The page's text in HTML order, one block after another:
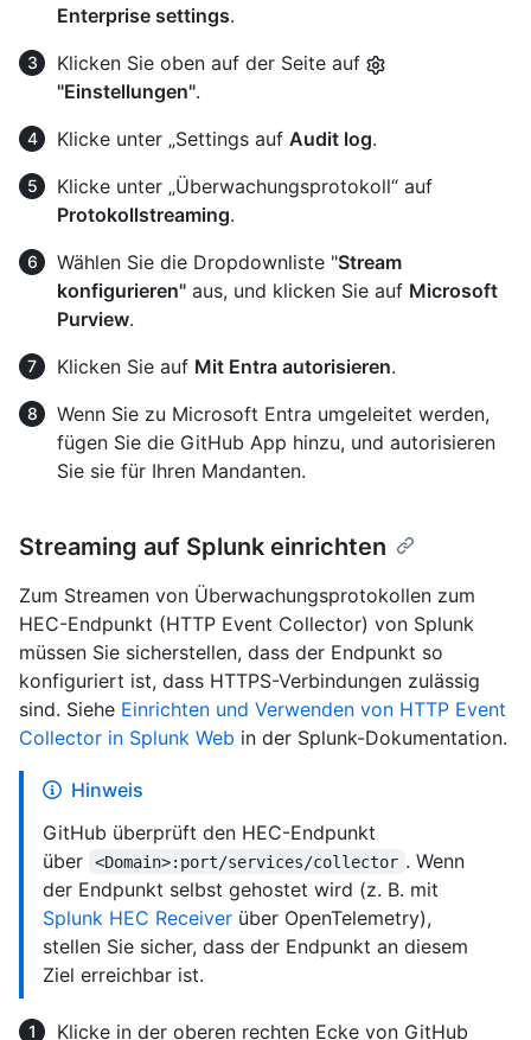
Enterprise settings.
Klicken Sie oben auf der Seite auf
"Einstellungen".
Klicke unter „Settings auf Audit log.
Klicke unter „Überwachungsprotokoll“ auf
Protokollstreaming.
Wählen Sie die Dropdownliste "Stream
konfigurieren" aus, und klicken Sie auf Microsoft
Purview.
Klicken Sie auf Mit Entra autorisieren.
Wenn Sie zu Microsoft Entra umgeleitet werden,
fügen Sie die GitHub App hinzu, und autorisieren
Sie sie für Ihren Mandanten.
Streaming auf Splunk einrichten
Zum Streamen von Überwachungsprotokollen zum
HEC-Endpunkt (HTTP Event Collector) von Splunk
müssen Sie sicherstellen, dass der Endpunkt so
konfiguriert ist, dass HTTPS-Verbindungen zulässig
sind. Siehe Einrichten und Verwenden von HTTP Event
Collector in Splunk Web in der Splunk-Dokumentation.
Hinweis
GitHub überprüft den HEC-Endpunkt
über
<Domain>:port/services/collector . Wenn
der Endpunkt selbst gehostet wird (z. B. mit
Splunk HEC Receiver über OpenTelemetry),
stellen Sie sicher, dass der Endpunkt an diesem
Ziel erreichbar ist.
Klicke in der oberen rechten Ecke von GitHub